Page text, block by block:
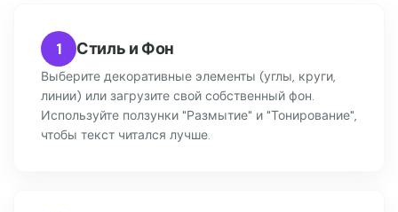
1 Стиль и Фон
Выберите декоративные элементы (углы, круги,
линии) или загрузите свой собственный фон.
Используйте ползунки "Размытие" и "Тонирование",
чтобы текст читался лучше.